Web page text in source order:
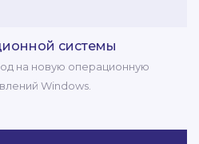
системы
на новую операционную
Windows.